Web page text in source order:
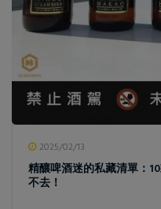
2025/02/13
精釀啤酒迷的私藏清單：
不去！